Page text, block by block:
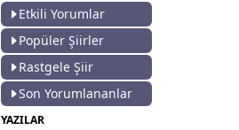
Etkili Yorumlar
Popüler Şiirler
Rastgele Şiir
Son Yorumlananlar
YAZILAR